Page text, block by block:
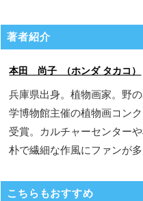
著者紹介
本田 尚子 （ホンダ タカコ）
兵庫県出身。植物画家。野
学博物館主催の植物画コン
受賞。カルチャーセンター
朴で繊細な作風にファンが多
こちらもおすすめ